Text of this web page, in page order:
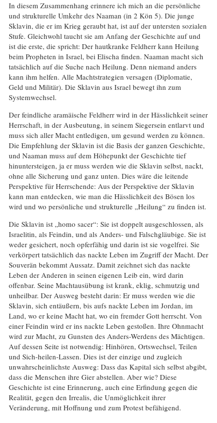
In diesem Zusammenhang erinnere ich mich an die persönliche
und strukturelle Umkehr des Naaman (in 2 Kön 5). Die junge
Sklavin, die er im Krieg geraubt hat, ist auf der untersten sozialen
Stufe. Gleichwohl taucht sie am Anfang der Geschichte auf und
ist die erste, die spricht: Der hautkranke Feldherr kann Heilung
beim Propheten in Israel, bei Elischa finden. Naaman macht sich
tatsächlich auf die Suche nach Heilung. Denn niemand anders
kann ihm helfen. Alle Machtstrategien versagen (Diplomatie,
Geld und Militär). Die Sklavin aus Israel bewegt ihn zum
Systemwechsel.
Der feindliche aramäische Feldherr wird in der Hässlichkeit seiner
Herrschaft, in der Ausbeutung, in seinem Siegersein entlarvt und
muss sich aller Macht entledigen, um gesund werden zu können.
Die Empfehlung der Sklavin ist die Basis der ganzen Geschichte,
und Naaman muss auf dem Höhepunkt der Geschichte tief
hinuntersteigen, ja er muss werden wie die Sklavin selbst, nackt,
ohne alle Sicherung und ganz unten. Dies wäre die leitende
Perspektive für Herrschende: Aus der Perspektive der Sklavin
kann man entdecken, wie man die Hässlichkeit des Bösen los
wird und wo persönliche und strukturelle „Heilung“ zu finden ist.
Die Sklavin ist „homo sacer“: Sie ist doppelt ausgeschlossen, als
Israelitin, als Feindin, und als Anders- und Falschgläubige. Sie ist
weder gesichert, noch opferfähig und darin ist sie vogelfrei. Sie
verkörpert tatsächlich das nackte Leben im Zugriff der Macht. Der
Souverän bekommt Aussatz. Damit zeichnet sich das nackte
Leben der Anderen in seinen eigenen Leib ein, wird darin
offenbar. Seine Machtausübung ist krank, eklig, schmutzig und
unheilbar. Der Ausweg besteht darin: Er muss werden wie die
Sklavin, sich entäußern, bis aufs nackte Leben im Jordan, im
Land, wo er keine Macht hat, wo ein fremder Gott herrscht. Von
einer Feindin wird er ins nackte Leben gestoßen. Ihre Ohnmacht
wird zur Macht, zu Gunsten des Anders-Werdens des Mächtigen.
Auf dessen Seite ist notwendig: Hinhören, Ortswechsel, Teilen
und Sich-heilen-Lassen. Dies ist der einzige und zugleich
unwahrscheinlichste Ausweg: Dass das Kapital sich selbst abgibt,
dass die Menschen ihre Gier abstellen. Aber wie? Diese
Geschichte ist eine Erinnerung, auch eine Erfindung gegen die
Realität, gegen den Irrealis, die Unmöglichkeit ihrer
Veränderung, mit Hoffnung und zum Protest befähigend.